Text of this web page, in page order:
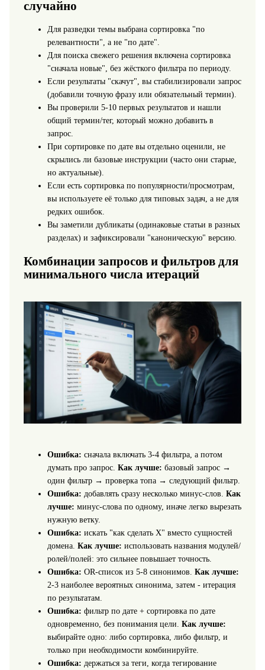
случайно
Для разведки темы выбрана сортировка "по
релевантности", а не "по дате".
Для поиска свежего решения включена сортировка
"сначала новые", без жёсткого фильтра по периоду.
Если результаты "скачут", вы стабилизировали запрос
(добавили точную фразу или обязательный термин).
Вы проверили 5-10 первых результатов и нашли
общий термин/тег, который можно добавить в
запрос.
При сортировке по дате вы отдельно оценили, не
скрылись ли базовые инструкции (часто они старые,
но актуальные).
Если есть сортировка по популярности/просмотрам,
вы используете её только для типовых задач, а не для
редких ошибок.
Вы заметили дубликаты (одинаковые статьи в разных
разделах) и зафиксировали "каноническую" версию.
Комбинации запросов и фильтров для
минимального числа итераций
Ошибка: сначала включать 3-4 фильтра, а потом
думать про запрос. Как лучше: базовый запрос →
один фильтр → проверка топа → следующий фильтр.
Ошибка: добавлять сразу несколько минус-слов. Как
лучше: минус-слова по одному, иначе легко вырезать
нужную ветку.
Ошибка: искать "как сделать X" вместо сущностей
домена. Как лучше: использовать названия модулей/
ролей/полей: это сильнее повышает точность.
Ошибка: OR-список из 5-8 синонимов. Как лучше:
2-3 наиболее вероятных синонима, затем - итерация
по результатам.
Ошибка: фильтр по дате + сортировка по дате
одновременно, без понимания цели. Как лучше:
выбирайте одно: либо сортировка, либо фильтр, и
только при необходимости комбинируйте.
Ошибка: держаться за теги, когда тегирование